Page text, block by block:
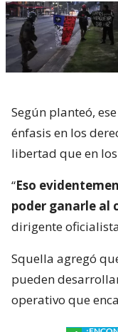
Según planteó,
énfasis en los
libertad que en
“Eso
poder ganarle al
dirigente
Squella agregó
pueden
operativo que